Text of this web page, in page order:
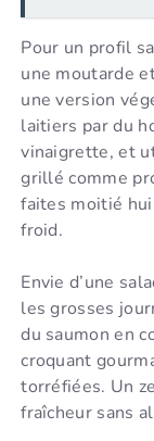
Pour un profil
une moutarde
une version
laitiers par du
vinaigrette, et
grillé comme
faites moitié
froid.
Envie d’une
les grosses
du saumon en
croquant
torréfiées. Un
fraîcheur sans